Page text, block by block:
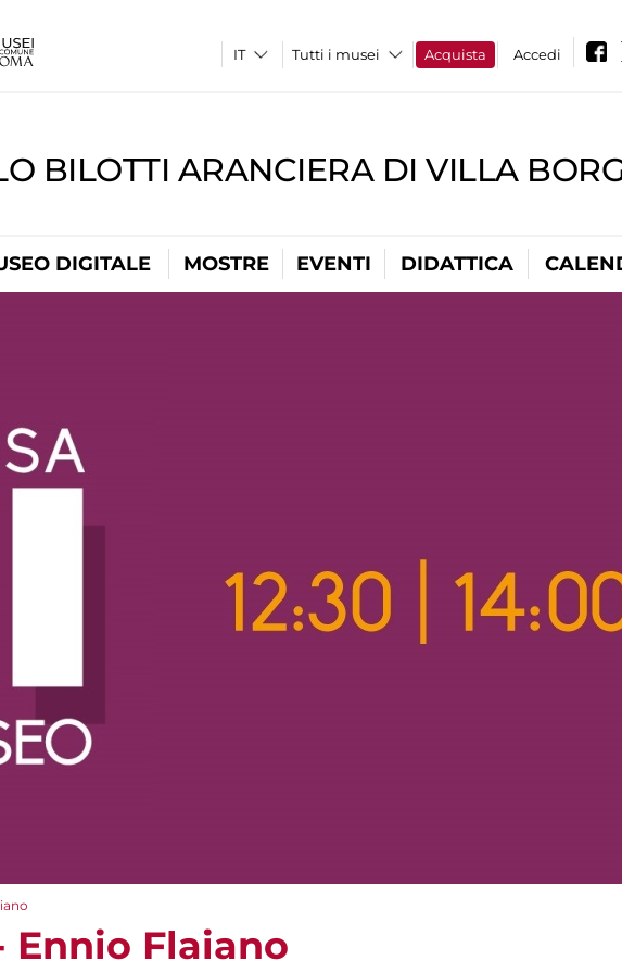
Tutti i musei Acquista Accedi
BILOTTI ARANCIERA DI VILLA
DIGITALE MOSTRE EVENTI DIDATTICA
Ennio Flaiano